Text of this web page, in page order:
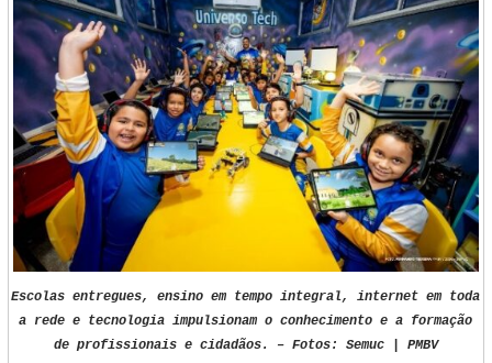
Escolas entregues, ensino em tempo integral, internet em toda
a rede e tecnologia impulsionam o conhecimento e a formação
de profissionais e cidadãos. – Fotos: Semuc | PMBV